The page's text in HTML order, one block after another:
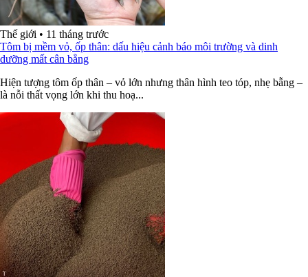
Thế giới • 11 tháng trước
Tôm bị mềm vỏ, ốp thân: dấu hiệu cảnh báo môi trường và dinh
dưỡng mất cân bằng
Hiện tượng tôm ốp thân – vỏ lớn nhưng thân hình teo tóp, nhẹ bẫng –
là nỗi thất vọng lớn khi thu hoạ...